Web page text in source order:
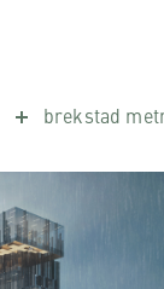
brekstad